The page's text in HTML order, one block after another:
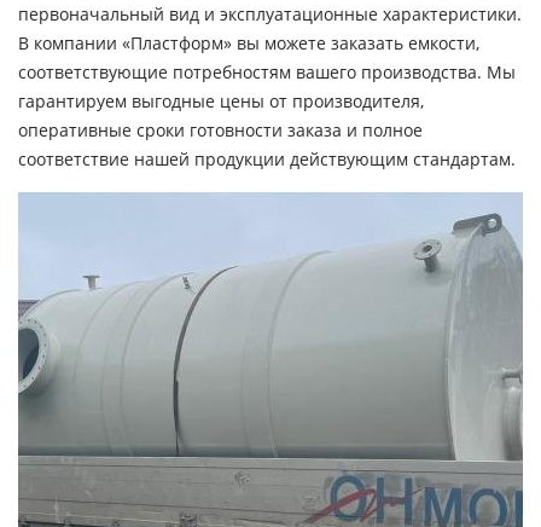
первоначальный вид и эксплуатационные характеристики.
В компании «Пластформ» вы можете заказать емкости,
соответствующие потребностям вашего производства. Мы
гарантируем выгодные цены от производителя,
оперативные сроки готовности заказа и полное
соответствие нашей продукции действующим стандартам.